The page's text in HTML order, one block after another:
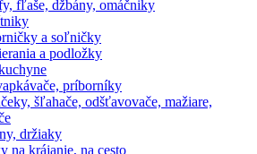
fľaše, džbány, omáčniky
a soľničky
a podložky
príborníky
šľahače, odšťavovače, mažiare,
držiaky
na krájanie, na cesto